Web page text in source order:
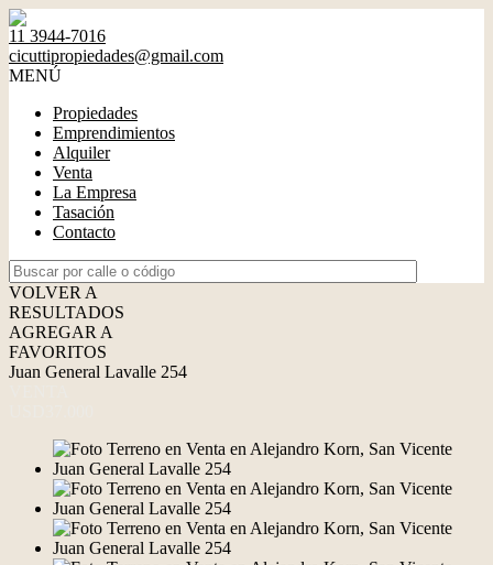
11 3944-7016
cicuttipropiedades@gmail.com
MENÚ
Propiedades
Emprendimientos
Alquiler
Venta
La Empresa
Tasación
Contacto
VOLVER A
RESULTADOS
AGREGAR A
FAVORITOS
Juan General Lavalle 254